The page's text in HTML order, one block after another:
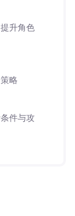
升角色
略
件与攻